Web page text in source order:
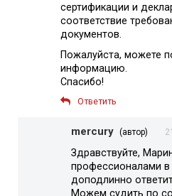
сертификации и
соответствие
документов.
Пожалуйста, можете
информацию.
Спасибо!
Ответить
mercury (автор)
Здравствуйте,
профессионалами в
доподлинно
Можем судить по